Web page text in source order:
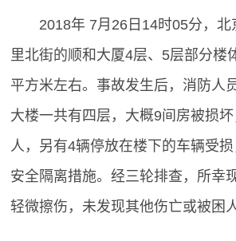
2018年 7月26日14时05分，
里北街的顺和大厦4层、5层部分楼
平方米左右。事故发生后，消防人
大楼一共有四层，大概9间房被损
人，另有4辆停放在楼下的车辆受
安全隔离措施。经三轮排查，所幸
轻微擦伤，未发现其他伤亡或被困